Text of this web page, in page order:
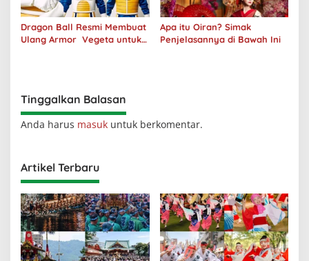
Dragon Ball Resmi Membuat
Ulang Armor Vegeta untuk
Apa itu Oiran? Simak
Penjelasannya di Bawah Ini
Tinggalkan Balasan
Anda harus masuk untuk berkomentar.
Artikel Terbaru